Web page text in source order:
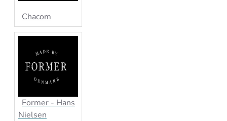
Chacom
Former - Hans
Nielsen